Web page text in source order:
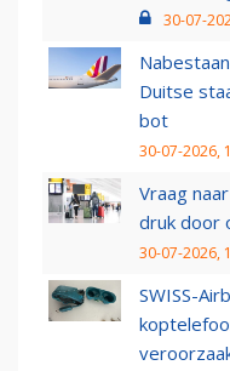
30-07-
Duitse
bot
30-07-2026,
Vraag
druk door
30-07-2026,
SWISS-